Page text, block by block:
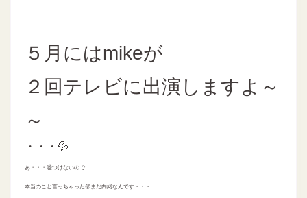
５月にはmikeが
２回テレビに出演しますよ～
～
・・・💦
あ・・・嘘つけないので
本当のこと言っちゃった😜まだ内緒なんです・・・